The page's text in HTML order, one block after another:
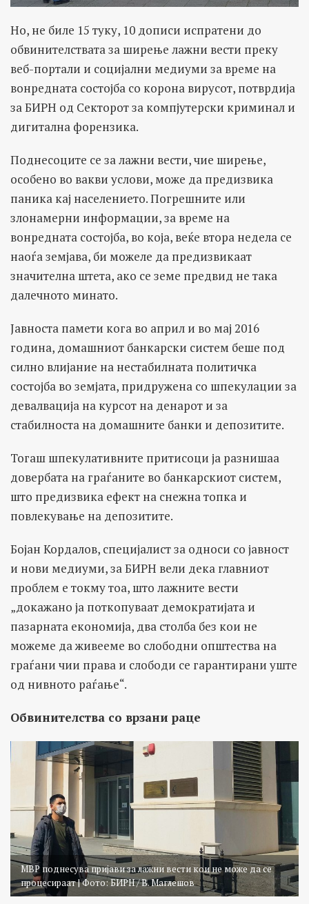
Но, не биле 15 туку, 10 дописи испратени до
обвинителствата за ширење лажни вести преку
веб-портали и социјални медиуми за време на
вонредната состојба со корона вирусот, потврдија
за БИРН од Секторот за компјутерски криминал и
дигитална форензика.
Поднесоците се за лажни вести, чие ширење,
особено во вакви услови, може да предизвика
паника кај населението. Погрешните или
злонамерни информации, за време на
вонредната состојба, во која, веќе втора недела се
наоѓа земјава, би можеле да предизвикаат
значителна штета, ако се земе предвид не така
далечното минато.
Јавноста памети кога во април и во мај 2016
година, домашниот банкарски систем беше под
силно влијание на нестабилната политичка
состојба во земјата, придружена со шпекулации за
девалвација на курсот на денарот и за
стабилноста на домашните банки и депозитите.
Тогаш шпекулативните притисоци ја разнишаа
довербата на граѓаните во банкарскиот систем,
што предизвика ефект на снежна топка и
повлекување на депозитите.
Бојан Кордалов, специјалист за односи со јавност
и нови медиуми, за БИРН вели дека главниот
проблем е токму тоа, што лажните вести
„докажано ја поткопуваат демократијата и
пазарната економија, два столба без кои не
можеме да живееме во слободни општества на
граѓани чии права и слободи се гарантирани уште
од нивното раѓање“.
Обвинителства со врзани раце
МВР поднесува пријави за лажни вести кои не може да се
процесираат | Фото: БИРН / В. Маглешов